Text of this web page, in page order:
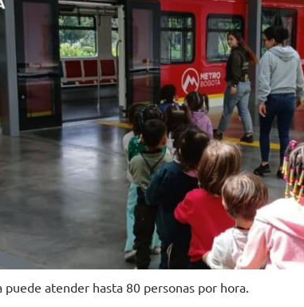
puede atender hasta 80 personas por hora.